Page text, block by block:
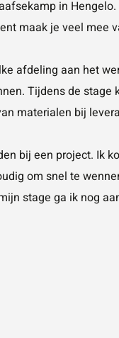
in
maak je veel mee
afdeling aan het
Tijdens de
materialen bij
bij een project. Ik
om snel te
stage ga ik nog